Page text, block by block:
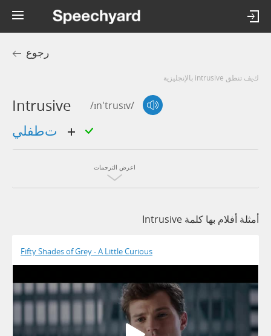
رجوع
كيف تنطق intrusive بالإنجليزية
Intrusive /ɪn'trusɪv/
اعرض الترجمات
أمثلة أفلام بها كلمة Intrusive
Fifty Shades of Grey - A Little Curious